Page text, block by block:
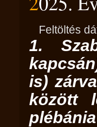
Feltöltés
1.
is)
között